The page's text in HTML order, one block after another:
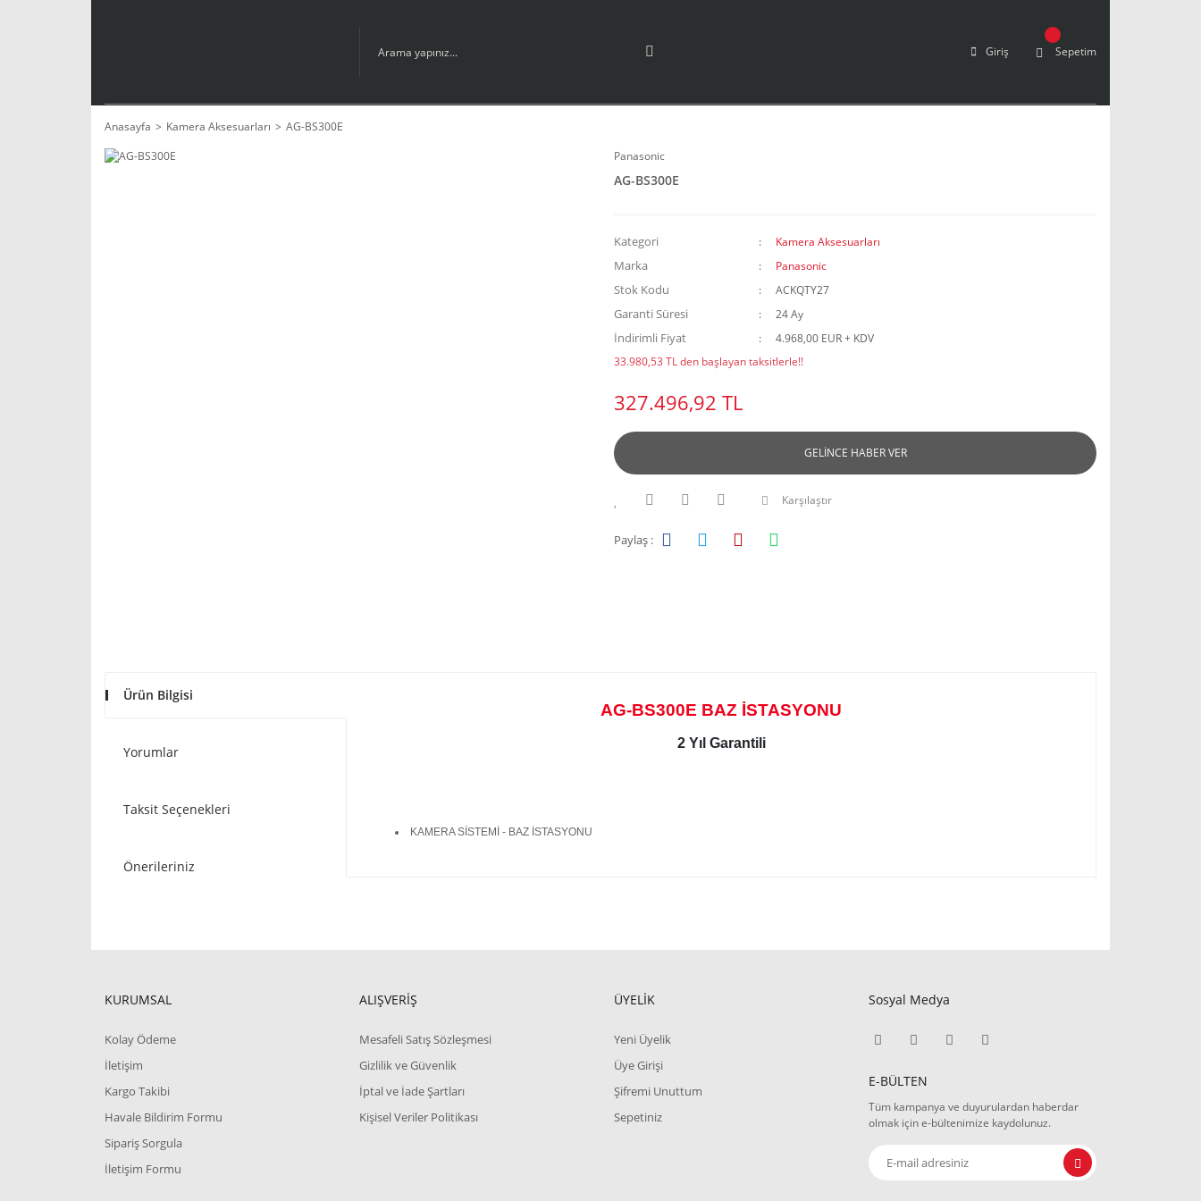
Giriş Sepetim
Anasayfa Kamera Aksesuarları
AG-BS300E
Panasonic
AG-BS300E
Kategori Kamera Aksesuarları
Marka Panasonic
Stok Kodu ACKQTY27
Garanti Süresi 24 Ay
İndirimli Fiyat
4.968,00 EUR + KDV
33.980,53 TL den başlayan taksitlerle!!
327.496,92 TL
GELİNCE HABER VER
Karşılaştır
Paylaş :
Ürün Bilgisi
Yorumlar
Taksit Seçenekleri
Önerileriniz
AG-BS300E BAZ İSTASYONU
2 Yıl Garantili
KAMERA SİSTEMİ - BAZ İSTASYONU
KURUMSAL
Kolay Ödeme
İletişim
Kargo Takibi
Havale Bildirim Formu
Sipariş Sorgula
İletişim Formu
ALIŞVERİŞ
Mesafeli Satış Sözleşmesi
Gizlilik ve Güvenlik
İptal ve İade Şartları
Kişisel Veriler Politikası
ÜYELİK
Yeni Üyelik
Üye Girişi
Şifremi Unuttum
Sepetiniz
Sosyal Medya
E-BÜLTEN
Tüm kampanya ve duyurulardan haberdar
olmak için e-bültenimize kaydolunuz.